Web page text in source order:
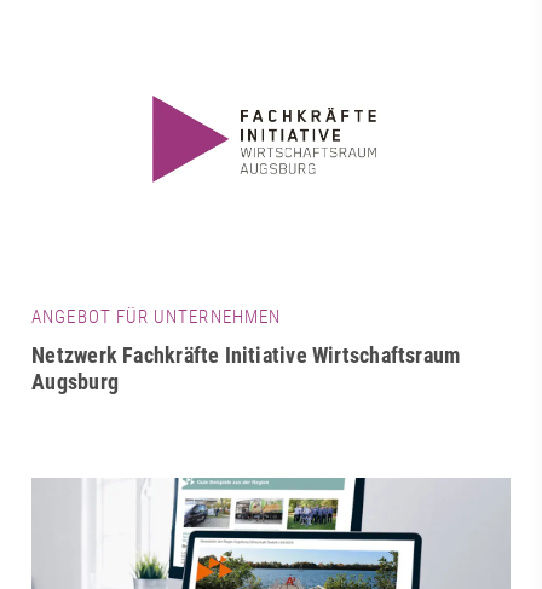
ANGEBOT FÜR UNTERNEHMEN
Netzwerk Fachkräfte Initiative Wirtschaftsraum
Augsburg